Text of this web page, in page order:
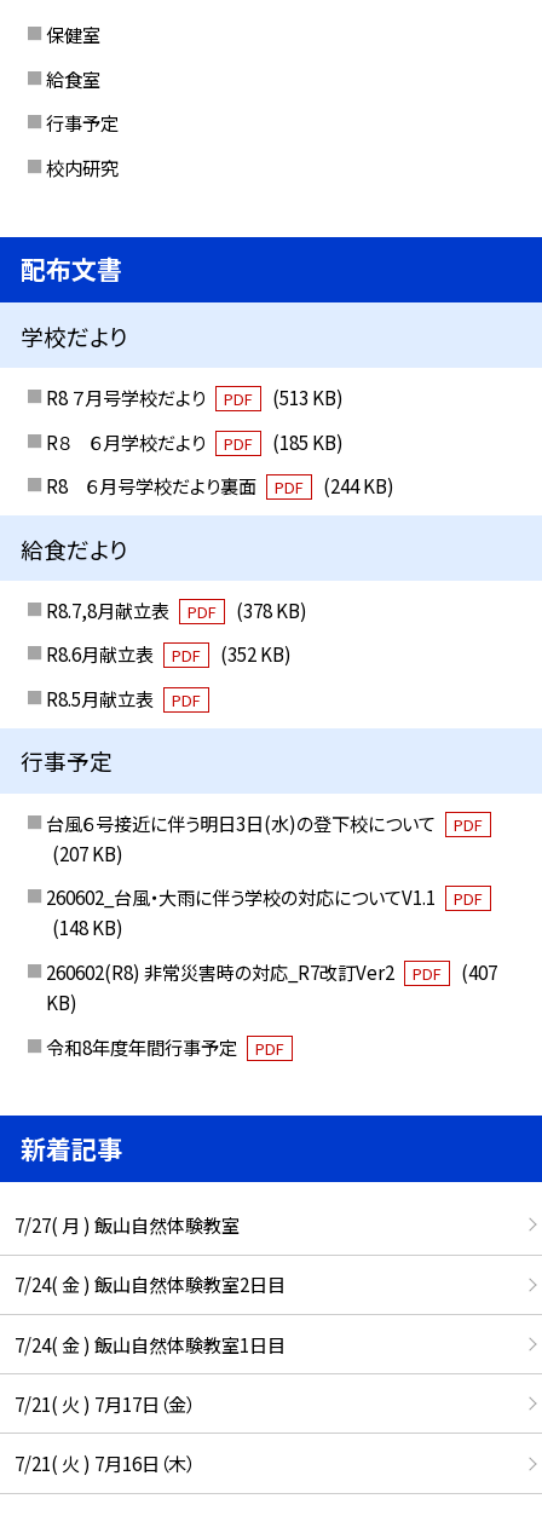
保健室
給食室
行事予定
校内研究
配布文書
学校だより
R8 ７月号学校だより PDF
(513 KB)
R８ ６月学校だより
PDF
(185 KB)
R8 ６月号学校だより裏面
PDF (244 KB)
給食だより
R8.7,8月献立表 PDF
(378 KB)
R8.6月献立表
PDF
(352 KB)
R8.5月献立表
PDF
行事予定
台風６号接近に伴う明日3日(水)の登下校について PDF
(207 KB)
260602_台風・大雨に伴う学校の対応についてV1.1
PDF
(148 KB)
260602(R8) 非常災害時の対応_R7改訂Ver2
PDF
(407
KB)
令和8年度年間行事予定
PDF
新着記事
7/27( 月 ) 飯山自然体験教室
7/24( 金 ) 飯山自然体験教室2日目
7/24( 金 ) 飯山自然体験教室1日目
7/21( 火 ) 7月17日（金）
7/21( 火 ) 7月16日（木）